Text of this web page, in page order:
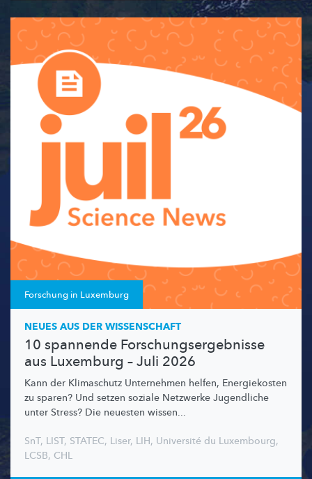
Forschung in Luxemburg
NEUES AUS DER WISSENSCHAFT
10 spannende Forschungsergebnisse
aus Luxemburg – Juli 2026
Kann der Klimaschutz Unternehmen helfen, Energiekosten
zu sparen? Und setzen soziale Netzwerke Jugendliche
unter Stress? Die neuesten wissen...
SnT, LIST, STATEC, Liser, LIH, Université du Luxembourg,
LCSB, CHL